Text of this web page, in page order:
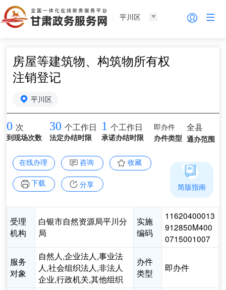
平川区
房屋等建筑物、构筑物所有权
注销登记
平川区
0 次
到现场次数
30 个工作日
法定办结时限
1 个工作日
承诺办结时限
即办件
办件类型
全县
通办范围
在线办理 咨询 收藏
下载 分享
受理
机构
白银市自然资源局平川分
局
实施
编码
11620400013
912850M400
0715001007
服务
对象
自然人,企业法人,事业法
人,社会组织法人,非法人
企业,行政机关,其他组织
办件
类型
即办件
简版指南